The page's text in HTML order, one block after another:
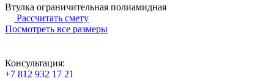
Втулка ограничительная полиамидная
Рассчитать смету
Посмотреть все размеры
Консультация:
+7 812 932 17 21